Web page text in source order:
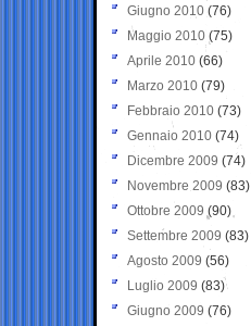
Giugno 2010 (76)
Maggio 2010 (75)
Aprile 2010 (66)
Marzo 2010 (79)
Febbraio 2010 (73)
Gennaio 2010 (74)
Dicembre 2009 (74)
Novembre 2009 (83)
Ottobre 2009 (90)
Settembre 2009 (83)
Agosto 2009 (56)
Luglio 2009 (83)
Giugno 2009 (76)